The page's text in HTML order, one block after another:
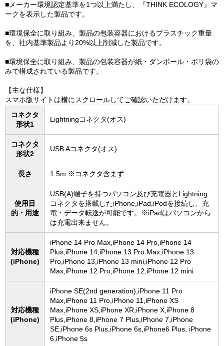
■メーカー環境認定基準を1つ以上満たし、『THINK ECOLOGY』マ
ークを表示した製品です。
■環境保全に取り組み、製品の包装容器におけるプラスチック重量
を、社内基準製品より20%以上削減した製品です。
■環境保全に取り組み、製品の包装容器が紙・ダンボール・ポリ袋の
みで構成されている製品です。
【主な仕様】
スマホ版サイトは横にスクロールしてご確認いただけます。
コネクタ
形状1
Lightningコネクタ(オス)
コネクタ
形状2
USB Aコネクタ(オス)
長さ 1.5m ※コネクタ含まず
使用目
的・用途
USB(A)端子を持つパソコン及び充電器とLightning
コネクタを搭載したiPhone,iPad,iPodを接続し、充
電・データ転送が可能です。※iPadはパソコンから
は充電出来ません。
対応機種
(iPhone)
iPhone 14 Pro Max,iPhone 14 Pro,iPhone 14
Plus,iPhone 14,iPhone 13 Pro Max,iPhone 13
Pro,iPhone 13,iPhone 13 mini,iPhone 12 Pro
Max,iPhone 12 Pro,iPhone 12,iPhone 12 mini
対応機種
(iPhone)
iPhone SE(2nd generation),iPhone 11 Pro
Max,iPhone 11 Pro,iPhone 11,iPhone XS
Max,iPhone XS,iPhone XR,iPhone X,iPhone 8
Plus,iPhone 8,iPhone 7 Plus,iPhone 7,iPhone
SE,iPhone 6s Plus,iPhone 6s,iPhone6 Plus, iPhone
6,iPhone 5s